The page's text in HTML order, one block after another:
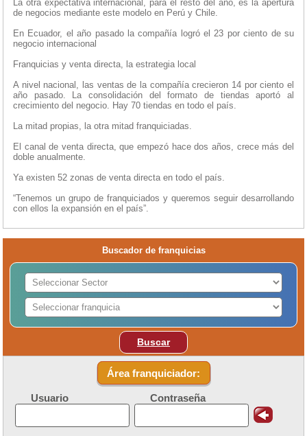
La otra expectativa internacional, para el resto del año, es la apertura
de negocios mediante este modelo en Perú y Chile.
En Ecuador, el año pasado la compañía logró el 23 por ciento de su
negocio internacional
Franquicias y venta directa, la estrategia local
A nivel nacional, las ventas de la compañía crecieron 14 por ciento el
año pasado. La consolidación del formato de tiendas aportó al
crecimiento del negocio. Hay 70 tiendas en todo el país.
La mitad propias, la otra mitad franquiciadas.
El canal de venta directa, que empezó hace dos años, crece más del
doble anualmente.
Ya existen 52 zonas de venta directa en todo el país.
“Tenemos un grupo de franquiciados y queremos seguir desarrollando
con ellos la expansión en el país”.
Buscador de franquicias
Buscar
Área franquiciador:
Usuario Contraseña